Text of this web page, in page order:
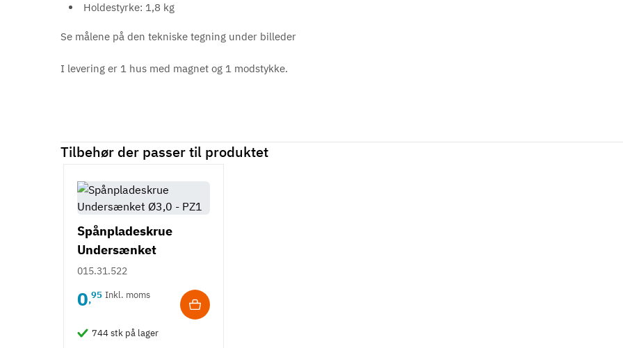
Holdestyrke: 1,8 kg
Se målene på den tekniske tegning under billeder
I levering er 1 hus med magnet og 1 modstykke.
Tilbehør der passer til produktet
Spånpladeskrue
Undersænket
Fuldgevind Ø3,0 - PZ1
015.31.522
0,95 Inkl. moms
744 stk på lager